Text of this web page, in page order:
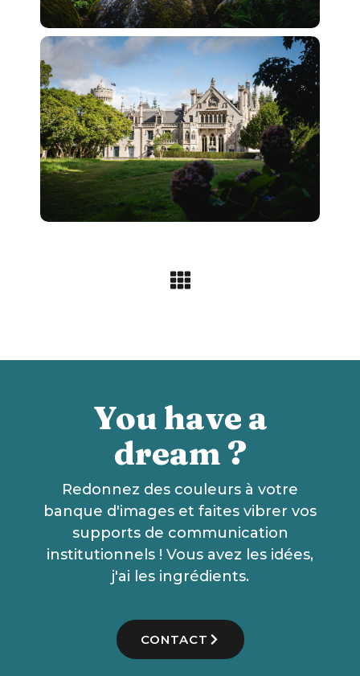
You have a
dream ?
Redonnez des couleurs à votre
banque d'images et faites vibrer vos
supports de communication
institutionnels ! Vous avez les idées,
j'ai les ingrédients.
CONTACT